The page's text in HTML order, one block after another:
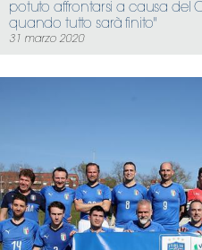
potuto affrontarsi a causa del
quando tutto sarà finito"
31 marzo 2020